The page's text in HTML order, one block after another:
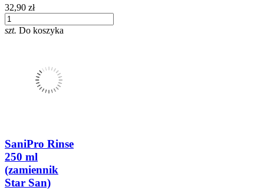
32,90 zł
szt. Do koszyka
SaniPro Rinse
250 ml
(zamiennik
Star San)